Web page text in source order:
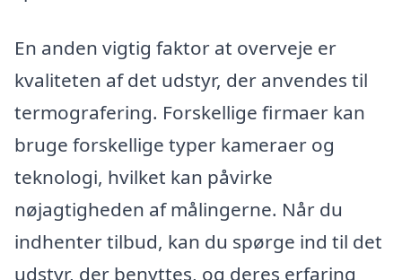
En anden vigtig faktor at overveje er
kvaliteten af det udstyr, der anvendes til
termografering. Forskellige firmaer kan
bruge forskellige typer kameraer og
teknologi, hvilket kan påvirke
nøjagtigheden af målingerne. Når du
indhenter tilbud, kan du spørge ind til det
udstyr, der benyttes, og deres erfaring